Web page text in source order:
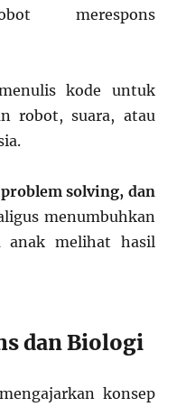
merespons
kode untuk
robot, suara, atau
solving, dan
menumbuhkan
anak melihat hasil
dan Biologi
konsep